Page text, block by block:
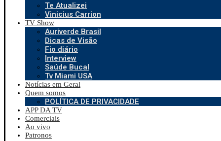
Te Atualizei
Vinicius Carrion
TV Show
Auriverde Brasil
Dicas de Visão
Fio diário
Interview
Saúde Bucal
Tv Miami USA
Notícias em Geral
Quem somos
POLÍTICA DE PRIVACIDADE
APP DA TV
Comerciais
Ao vivo
Patronos